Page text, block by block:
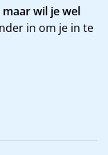
wil je wel
in om je in te